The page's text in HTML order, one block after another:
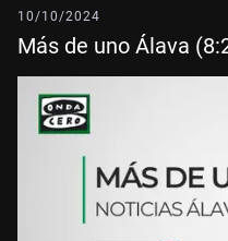
10/10/2024
Más de uno Álava